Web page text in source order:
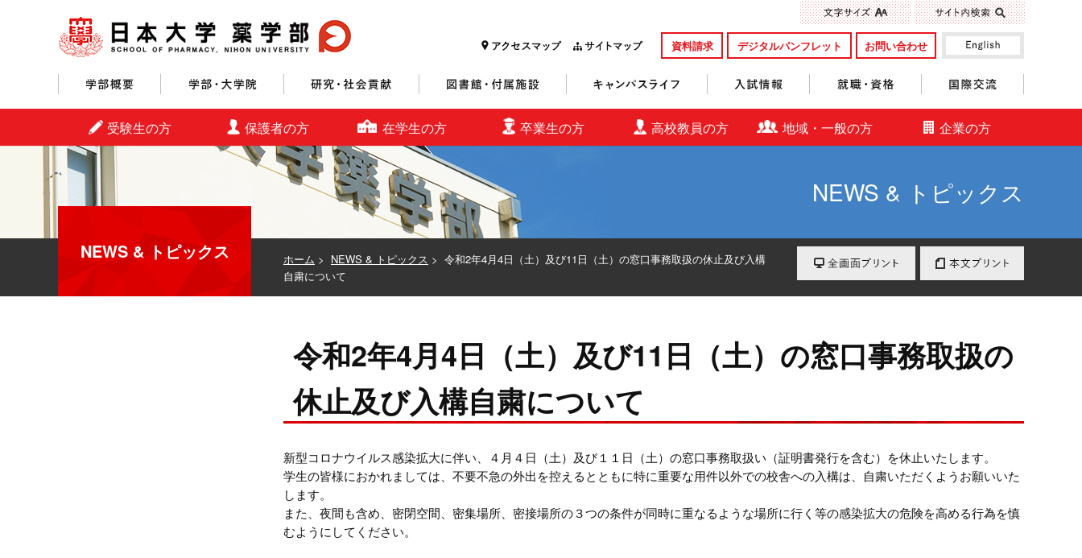
資料請求 デジタルパンフレット お問い合わせ
受験生の方 保護者の方 在学生の方 卒業生の方 高校教員の方 地域・一般の方 企業の方
NEWS & トピックス
ホーム > NEWS & トピックス > 令和2年4月4日（土）及び11日（土）の窓口事務取扱の休止及び入構
自粛について
令和2年4月4日（土）及び11日（土）の窓口事務取扱の
休止及び入構自粛について
新型コロナウイルス感染拡大に伴い、４月４日（土）及び１１日（土）の窓口事務取扱い（証明書発行を含む）を休止いたします。
学生の皆様におかれましては、不要不急の外出を控えるとともに特に重要な用件以外での校舎への入構は、自粛いただくようお願いいた
します。
また、夜間も含め、密閉空間、密集場所、密接場所の３つの条件が同時に重なるような場所に行く等の感染拡大の危険を高める行為を慎
むようにしてください。
NEWS & トピックス